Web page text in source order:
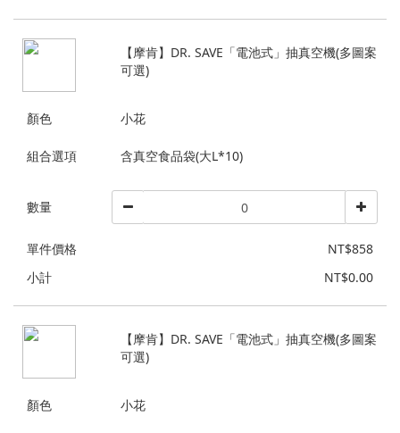
【摩肯】DR. SAVE「電池式」抽真空機(多圖案
可選)
顏色 小花
組合選項 含真空食品袋(大L*10)
數量
單件價格
NT$858
小計
NT$0.00
【摩肯】DR. SAVE「電池式」抽真空機(多圖案
可選)
顏色 小花